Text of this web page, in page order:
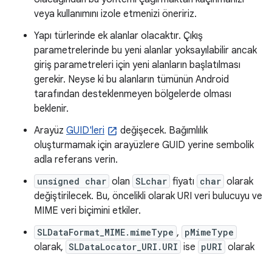
veya kullanımını izole etmenizi öneririz.
Yapı türlerinde ek alanlar olacaktır. Çıkış
parametrelerinde bu yeni alanlar yoksayılabilir ancak
giriş parametreleri için yeni alanların başlatılması
gerekir. Neyse ki bu alanların tümünün Android
tarafından desteklenmeyen bölgelerde olması
beklenir.
Arayüz GUID'leri
değişecek. Bağımlılık
oluşturmamak için arayüzlere GUID yerine sembolik
adla referans verin.
unsigned char olan SLchar fiyatı char olarak
değiştirilecek. Bu, öncelikli olarak URI veri bulucuyu ve
MIME veri biçimini etkiler.
SLDataFormat_MIME.mimeType , pMimeType
olarak, SLDataLocator_URI.URI ise pURI olarak